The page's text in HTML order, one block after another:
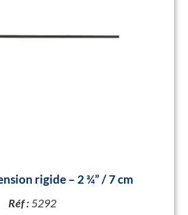
rigide – 2 ¾” / 7 cm
Réf :5292